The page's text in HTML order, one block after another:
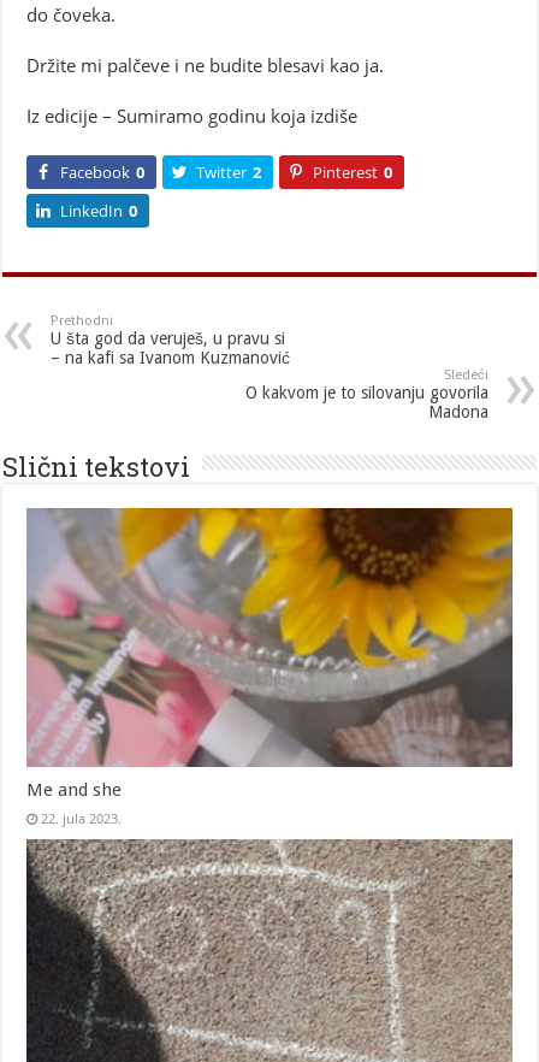
do čoveka.
Držite mi palčeve i ne budite blesavi kao ja.
Iz edicije – Sumiramo godinu koja izdiše
Facebook 0 Twitter 2 Pinterest 0
LinkedIn 0
Prethodni
U šta god da veruješ, u pravu si
– na kafi sa Ivanom Kuzmanović
Sledeći
O kakvom je to silovanju govorila
Madona
Slični tekstovi
Me and she
22. jula 2023.